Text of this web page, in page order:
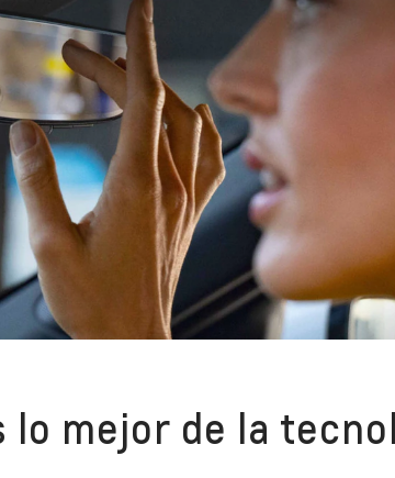
lo mejor de la